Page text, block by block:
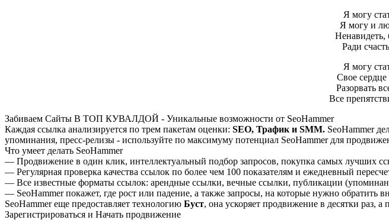
Я могу
Я могу и
Ненавидеть,
Ради
Я могу
Свое сердце
Разорвать
Все
Забиваем Сайты В ТОП КУВАЛДОЙ - Уникальные возможности от SeoHammer
Каждая ссылка анализируется по трем пакетам оценки: SEO, Трафик и SMM. SeoHammer
упоминания, пресс-релизы - используйте по максимуму потенциал SeoHammer для
Что умеет делать SeoHammer
— Продвижение в один клик, интеллектуальный подбор запросов, покупка самых лучших
— Регулярная проверка качества ссылок по более чем 100 показателям и ежедневный
— Все известные форматы ссылок: арендные ссылки, вечные ссылки, публикации
— SeoHammer покажет, где рост или падение, а также запросы, на которые нужно обратить
SeoHammer еще предоставляет технологию Буст, она ускоряет продвижение в десятки раз,
Зарегистрироваться и Начать продвижение